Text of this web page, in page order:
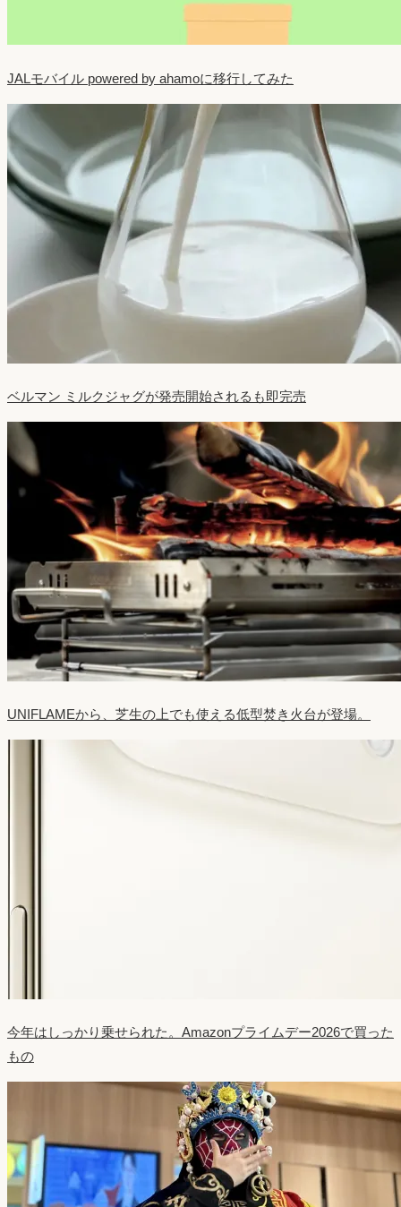
JALモバイル powered by ahamoに移行してみた
ベルマン ミルクジャグが発売開始されるも即完売
UNIFLAMEから、芝生の上でも使える低型焚き火台が登場。
今年はしっかり乗せられた。Amazonプライムデー2026で買った
もの